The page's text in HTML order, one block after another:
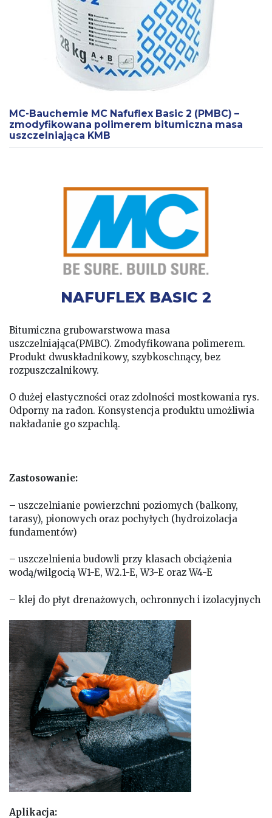
MC-Bauchemie MC Nafuflex Basic 2 (PMBC) –
zmodyfikowana polimerem bitumiczna masa
uszczelniająca KMB
NAFUFLEX BASIC 2
Bitumiczna grubowarstwowa masa
uszczelniająca(PMBC). Zmodyfikowana polimerem.
Produkt dwuskładnikowy, szybkoschnący, bez
rozpuszczalnikowy.
O dużej elastyczności oraz zdolności mostkowania rys.
Odporny na radon. Konsystencja produktu umożliwia
nakładanie go szpachlą.
Zastosowanie:
– uszczelnianie powierzchni poziomych (balkony,
tarasy), pionowych oraz pochyłych (hydroizolacja
fundamentów)
– uszczelnienia budowli przy klasach obciążenia
wodą/wilgocią W1-E, W2.1-E, W3-E oraz W4-E
– klej do płyt drenażowych, ochronnych i izolacyjnych
Aplikacja: